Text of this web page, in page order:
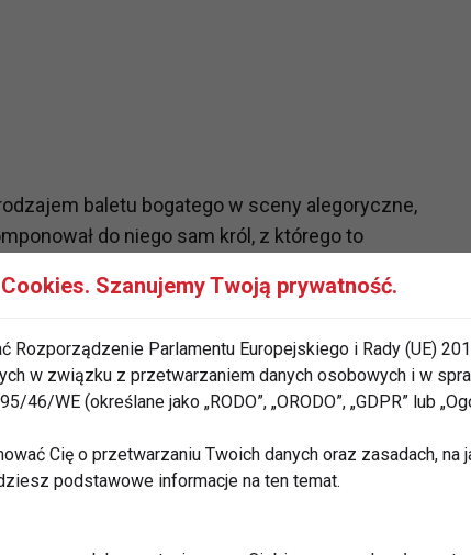
baletu bogatego w sceny alegoryczne,
do niego sam król, z którego to
ta zachowała się przez trzy wieki.
związanych z karnawałem, hucznymi
i swobody. Jednak taniec wyzwalał take inne
roku we Francji i Flandrii rozprzestrzeniała się
zrodziała sie herezja wyznawanba przez tzw.
Cookies. Szanujemy Twoją prywatność.
Rozporządzenie Parlamentu Europejskiego i Rady (UE)
w związku z przetwarzaniem danych osobowych i w
46/WE (określane jako „RODO”, „ORODO”, „GDPR” lub
Cię o przetwarzaniu Twoich danych oraz zasadach, na
podstawowe informacje na ten temat.